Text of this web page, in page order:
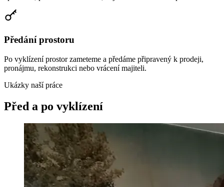
Předání prostoru
Po vyklízení prostor zameteme a předáme připravený k prodeji,
pronájmu, rekonstrukci nebo vrácení majiteli.
Ukázky naší práce
Před a po vyklízení